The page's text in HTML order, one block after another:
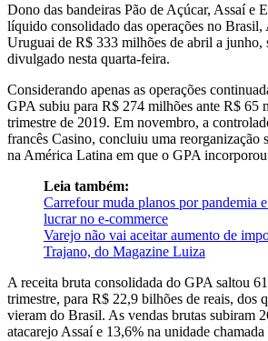
Dono das bandeiras Pão de Açúcar, Assaí e
líquido consolidado das operações no
Uruguai de R$ 333 milhões de abril a junho,
divulgado nesta quarta-feira.
Considerando apenas as operações
GPA subiu para R$ 274 milhões ante R$ 65
trimestre de 2019. Em novembro, a
francês Casino, concluiu uma reorganização
na América Latina em que o GPA
Leia também:
Carrefour muda planos por pandemia
lucrar no e-commerce
Varejo não vai aceitar aumento de
Trajano, do Magazine Luiza
A receita bruta consolidada do GPA saltou
trimestre, para R$ 22,9 bilhões de reais, dos
vieram do Brasil. As vendas brutas subiram
atacarejo Assaí e 13,6% na unidade